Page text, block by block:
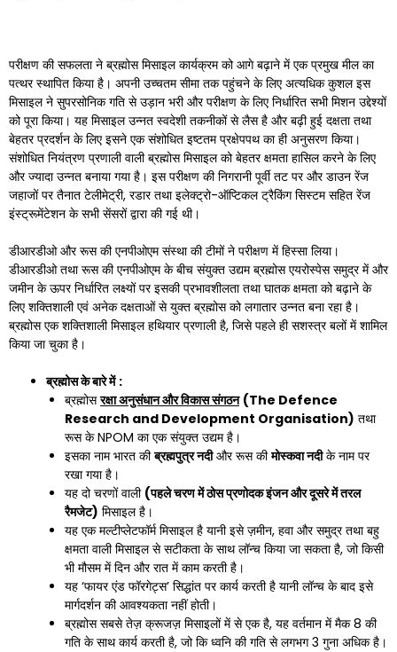
परीक्षण की सफलता ने ब्रह्मोस मिसाइल कार्यक्रम को आगे बढ़ाने में एक प्रमुख मील का
पत्थर स्थापित किया है। अपनी उच्चतम सीमा तक पहुंचने के लिए अत्यधिक कुशल इस
मिसाइल ने सुपरसोनिक गति से उड़ान भरी और परीक्षण के लिए निर्धारित सभी मिशन उद्देश्यों
को पूरा किया। यह मिसाइल उन्नत स्वदेशी तकनीकों से लैस है और बढ़ी हुई दक्षता तथा
बेहतर प्रदर्शन के लिए इसने एक संशोधित इष्टतम प्रक्षेपपथ का ही अनुसरण किया।
संशोधित नियंत्रण प्रणाली वाली ब्रह्मोस मिसाइल को बेहतर क्षमता हासिल करने के लिए
और ज्यादा उन्नत बनाया गया है। इस परीक्षण की निगरानी पूर्वी तट पर और डाउन रेंज
जहाजों पर तैनात टेलीमेट्री, रडार तथा इलेक्ट्रो-ऑप्टिकल ट्रैकिंग सिस्टम सहित रेंज
इंस्ट्रूमेंटेशन के सभी सेंसरों द्वारा की गई थी।
डीआरडीओ और रूस की एनपीओएम संस्था की टीमों ने परीक्षण में हिस्सा लिया।
डीआरडीओ तथा रूस की एनपीओएम के बीच संयुक्त उद्यम ब्रह्मोस एयरोस्पेस समुद्र में और
जमीन के ऊपर निर्धारित लक्ष्यों पर इसकी प्रभावशीलता तथा घातक क्षमता को बढ़ाने के
लिए शक्तिशाली एवं अनेक दक्षताओं से युक्त ब्रह्मोस को लगातार उन्नत बना रहा है।
ब्रह्मोस एक शक्तिशाली मिसाइल हथियार प्रणाली है, जिसे पहले ही सशस्त्र बलों में शामिल
किया जा चुका है।
ब्रह्मोस के बारे में :
ब्रह्मोसरक्षा अनुसंधान और विकास संगठन (The Defence
Research and Development Organisation) तथा
रूस के NPOM का एक संयुक्त उद्यम है।
इसका नाम भारत कीब्रह्मपुत्र नदीऔर रूस कीमोस्कवा नदीके नाम पर
रखा गया है।
यह दो चरणों वाली (पहले चरण में ठोस प्रणोदक इंजन और दूसरे में तरल
रैमजेट) मिसाइल है।
यह एक मल्टीप्लेटफॉर्म मिसाइल है यानी इसे ज़मीन, हवा और समुद्र तथा बहु
क्षमता वाली मिसाइल से सटीकता के साथ लॉन्च किया जा सकता है, जो किसी
भी मौसम में दिन और रात में काम करती है।
यह ‘फायर एंड फॉरगेट्स’ सिद्धांत पर कार्य करती है यानी लॉन्च के बाद इसे
मार्गदर्शन की आवश्यकता नहीं होती।
ब्रह्मोस सबसे तेज़ क्रूजज़ मिसाइलों में से एक है, यह वर्तमान में मैक 8 की
गति के साथ कार्य करती है, जो कि ध्वनि की गति से लगभग 3 गुना अधिक है।